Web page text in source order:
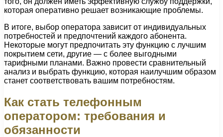
которая оперативно решает возникающие проблемы.
В итоге, выбор оператора зависит от индивидуальных
потребностей и предпочтений каждого абонента.
Некоторые могут предпочитать эту функцию с лучшим
покрытием сети, другие — с более выгодными
тарифными планами. Важно провести сравнительный
анализ и выбрать функцию, которая наилучшим образом
станет соответствовать вашим потребностям.
Как стать телефонным
оператором: требования и
обязанности